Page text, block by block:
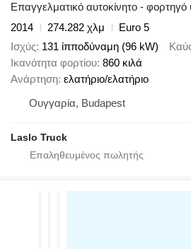
Επαγγελματικό αυτοκίνητο - φορτηγό
2014
274.282 χλμ
Euro 5
Ισχύς 131 ίπποδύναμη (96 kW)
Ικανότητα φορτίου 860 κιλά
Ανάρτηση ελατήριο/ελατήριο
Ουγγαρία, Budapest
Laslo Truck